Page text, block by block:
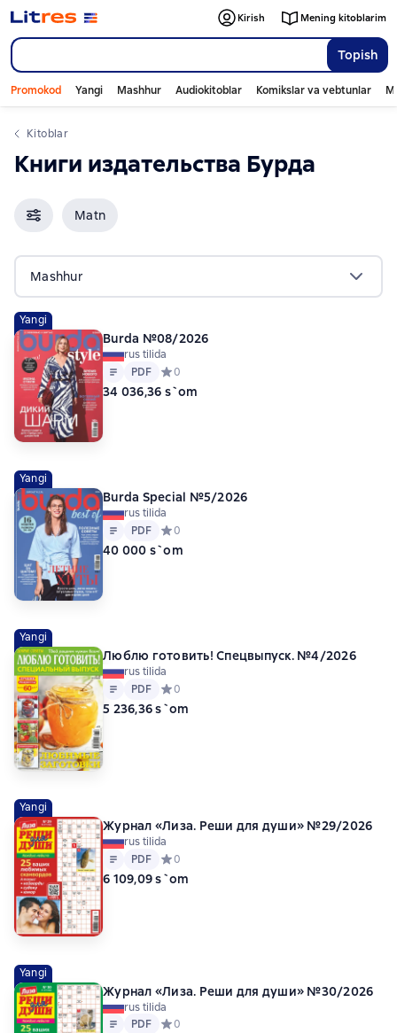
Topish
Kirish Mening kitoblarim
Promokod Yangi Mashhur Audiokitoblar Komikslar va vebtunlar
Kitoblar
Книги издательства Бурда
Matn
Mashhur
Yangi
Burda №08/2026
rus tilida
Matn
PDF
PDF Средний рейтинг 0 на основе 0 оценок
0
34 036,36 s`om
Yangi
Burda Special №5/2026
rus tilida
Matn
PDF
PDF Средний рейтинг 0 на основе 0 оценок
0
40 000 s`om
Yangi
Люблю готовить! Спецвыпуск. №4/2026
rus tilida
Matn
PDF
PDF Средний рейтинг 0 на основе 0 оценок
0
5 236,36 s`om
Yangi
Журнал «Лиза. Реши для души» №29/2026
rus tilida
Matn
PDF
PDF Средний рейтинг 0 на основе 0 оценок
0
6 109,09 s`om
Yangi
Журнал «Лиза. Реши для души» №30/2026
rus tilida
Matn
PDF
PDF Средний рейтинг 0 на основе 0 оценок
0